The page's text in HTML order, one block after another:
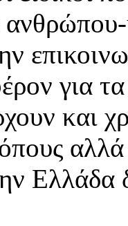
για
και
Ελλάδα